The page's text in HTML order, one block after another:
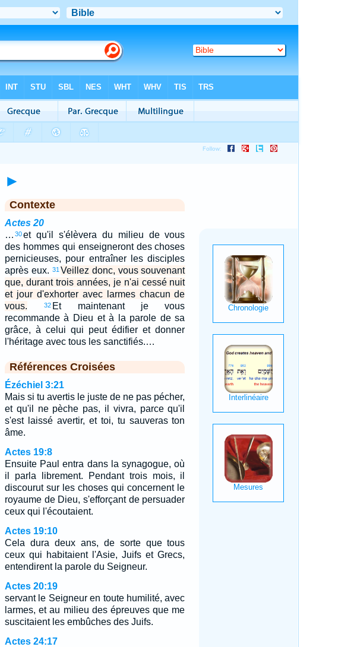
►
Contexte
Actes 20
… 30et qu'il s'élèvera du milieu de vous
des hommes qui enseigneront des choses
pernicieuses, pour entraîner les disciples
après eux. 31 Veillez donc, vous souvenant
que, durant trois années, je n'ai cessé nuit
et jour d'exhorter avec larmes chacun de
vous.
32 Et maintenant je vous
recommande à Dieu et à la parole de sa
grâce, à celui qui peut édifier et donner
l'héritage avec tous les sanctifiés.…
Références Croisées
Ézéchiel 3:21
Mais si tu avertis le juste de ne pas pécher,
et qu'il ne pèche pas, il vivra, parce qu'il
s'est laissé avertir, et toi, tu sauveras ton
âme.
Actes 19:8
Ensuite Paul entra dans la synagogue, où
il parla librement. Pendant trois mois, il
discourut sur les choses qui concernent le
royaume de Dieu, s'efforçant de persuader
ceux qui l'écoutaient.
Actes 19:10
Cela dura deux ans, de sorte que tous
ceux qui habitaient l'Asie, Juifs et Grecs,
entendirent la parole du Seigneur.
Actes 20:19
servant le Seigneur en toute humilité, avec
larmes, et au milieu des épreuves que me
suscitaient les embûches des Juifs.
Actes 24:17